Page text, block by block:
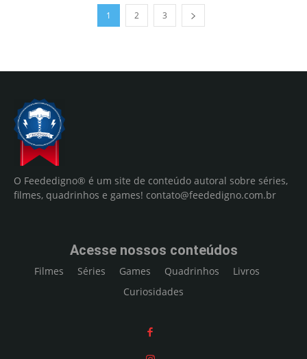
1 2 3
O Feededigno® é um site de conteúdo autoral sobre séries,
filmes, quadrinhos e games! contato@feededigno.com.br
Acesse nossos conteúdos
Filmes Séries Games Quadrinhos
Livros
Curiosidades